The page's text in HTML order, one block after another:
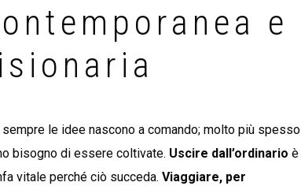
e
sempre le idee nascono a comando; molto più spesso
bisogno di essere coltivate. Uscire dall’ordinario è
vitale perché ciò succeda.Viaggiare, per